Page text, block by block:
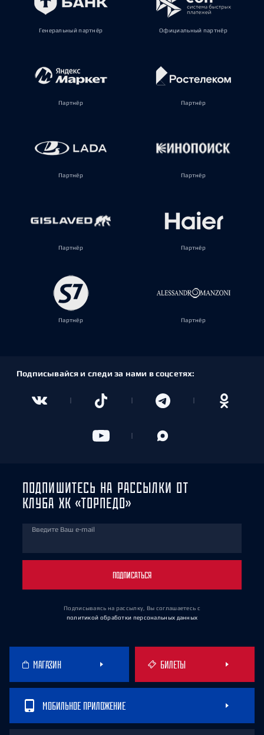
Генеральный партнёр Официальный партнёр
Партнёр Партнёр
Партнёр Партнёр
Партнёр Партнёр
Партнёр Партнёр
Подписывайся и следи за нами в соцсетях:
ПОДПИШИТЕСЬ НА РАССЫЛКИ ОТ
КЛУБА ХК «ТОРПЕДО»
Введите Ваш e-mail
ПОДПИСАТЬСЯ
Подписываясь на рассылку, Вы соглашаетесь с
политикой обработки персональных данных
МАГАЗИН БИЛЕТЫ
МОБИЛЬНОЕ ПРИЛОЖЕНИЕ